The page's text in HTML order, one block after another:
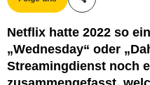
Teile diesen
Netflix hatte 2022 so
„Wednesday“ oder
Streamingdienst noch